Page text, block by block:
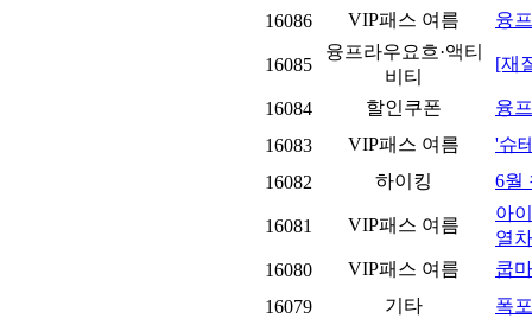
16086
VIP패스 여름 융
16085
융프라우요흐·액티
비티
[재
16084 할인쿠폰
융
16083
VIP패스 여름
'슈
16082
하이킹 6월
16081 VIP패스 여름
아
열
16080
VIP패스 여름
쿱
16079
기타
폭